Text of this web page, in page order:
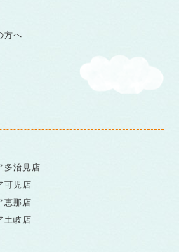
方へ
多治見店
可児店
恵那店
土岐店